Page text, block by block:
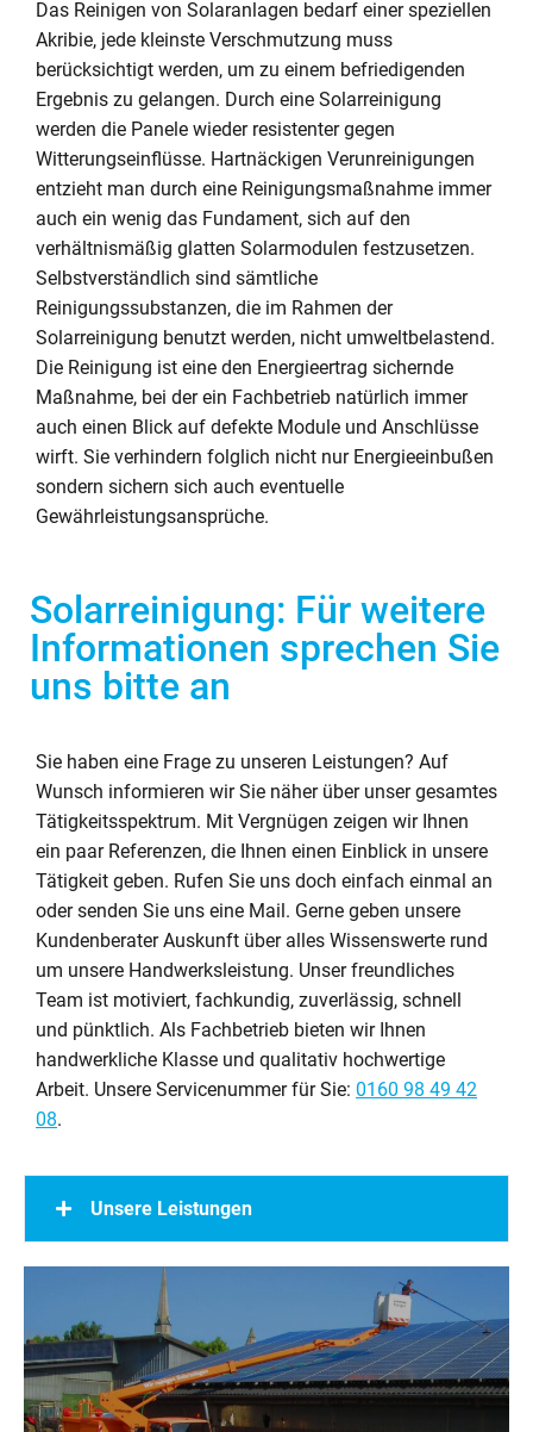
Das Reinigen von Solaranlagen bedarf einer speziellen
Akribie, jede kleinste Verschmutzung muss
berücksichtigt werden, um zu einem befriedigenden
Ergebnis zu gelangen. Durch eine Solarreinigung
werden die Panele wieder resistenter gegen
Witterungseinflüsse. Hartnäckigen Verunreinigungen
entzieht man durch eine Reinigungsmaßnahme immer
auch ein wenig das Fundament, sich auf den
verhältnismäßig glatten Solarmodulen festzusetzen.
Selbstverständlich sind sämtliche
Reinigungssubstanzen, die im Rahmen der
Solarreinigung benutzt werden, nicht umweltbelastend.
Die Reinigung ist eine den Energieertrag sichernde
Maßnahme, bei der ein Fachbetrieb natürlich immer
auch einen Blick auf defekte Module und Anschlüsse
wirft. Sie verhindern folglich nicht nur Energieeinbußen
sondern sichern sich auch eventuelle
Gewährleistungsansprüche.
Solarreinigung: Für weitere
Informationen sprechen Sie
uns bitte an
Sie haben eine Frage zu unseren Leistungen? Auf
Wunsch informieren wir Sie näher über unser gesamtes
Tätigkeitsspektrum. Mit Vergnügen zeigen wir Ihnen
ein paar Referenzen, die Ihnen einen Einblick in unsere
Tätigkeit geben. Rufen Sie uns doch einfach einmal an
oder senden Sie uns eine Mail. Gerne geben unsere
Kundenberater Auskunft über alles Wissenswerte rund
um unsere Handwerksleistung. Unser freundliches
Team ist motiviert, fachkundig, zuverlässig, schnell
und pünktlich. Als Fachbetrieb bieten wir Ihnen
handwerkliche Klasse und qualitativ hochwertige
Arbeit. Unsere Servicenummer für Sie: 0160 98 49 42
08.
Unsere Leistungen